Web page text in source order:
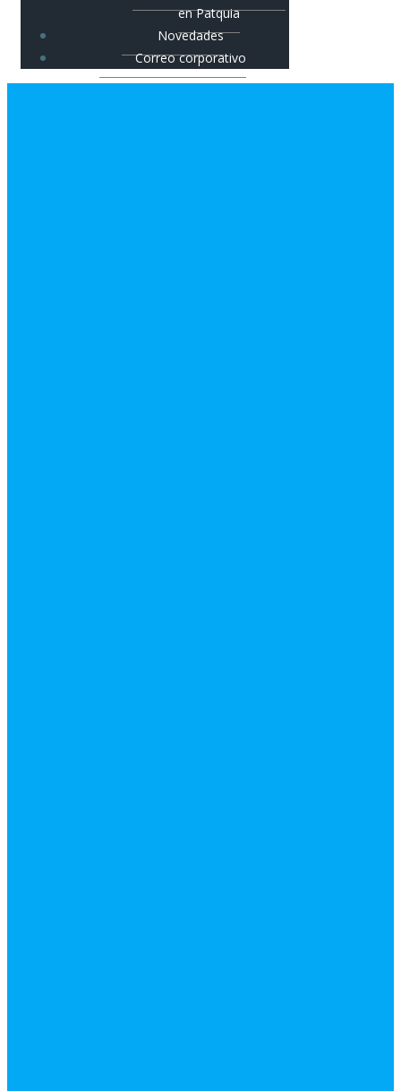
en Patquia
Novedades
Correo corporativo